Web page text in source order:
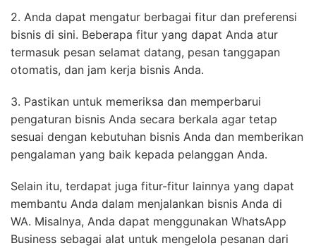
2. Anda dapat mengatur berbagai fitur dan preferensi
bisnis di sini. Beberapa fitur yang dapat Anda atur
termasuk pesan selamat datang, pesan tanggapan
otomatis, dan jam kerja bisnis Anda.
3. Pastikan untuk memeriksa dan memperbarui
pengaturan bisnis Anda secara berkala agar tetap
sesuai dengan kebutuhan bisnis Anda dan memberikan
pengalaman yang baik kepada pelanggan Anda.
Selain itu, terdapat juga fitur-fitur lainnya yang dapat
membantu Anda dalam menjalankan bisnis Anda di
WA. Misalnya, Anda dapat menggunakan WhatsApp
Business sebagai alat untuk mengelola pesanan dari